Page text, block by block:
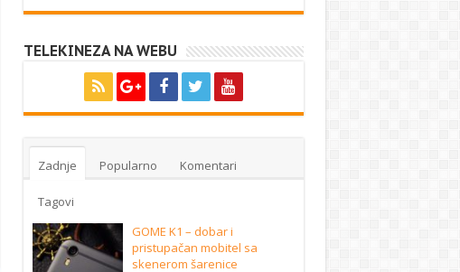
TELEKINEZA NA WEBU
Zadnje Popularno Komentari
Tagovi
GOME K1 – dobar i
pristupačan mobitel sa
skenerom šarenice